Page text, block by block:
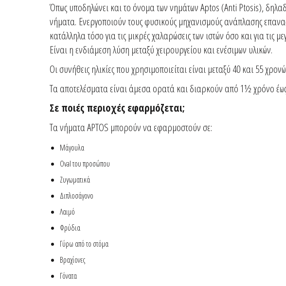
Όπως υποδηλώνει και το όνομα των νημάτων Aptos (Anti Ptosis),
νήματα. Ενεργοποιούν τους φυσικούς μηχανισμούς ανάπλασης
κατάλληλα τόσο για τις μικρές χαλαρώσεις των ιστών όσο και για
Eίναι η ενδιάμεση λύση μεταξύ χειρουργείου και ενέσιμων υλικών.
Οι συνήθεις ηλικίες που χρησιμοποιείται είναι μεταξύ 40 και 55
Τα αποτελέσματα είναι άμεσα ορατά και διαρκούν από 1½ χρόνο
Σε ποιές περιοχές εφαρμόζεται;
Τα νήματα APTOS μπορούν να εφαρμοστούν σε:
Μάγουλα
Οval του προσώπου
Ζυγωματικά
Διπλοσάγονο
Λαιμό
Φρύδια
Γύρω από το στόμα
Βραχίονες
Γόνατα